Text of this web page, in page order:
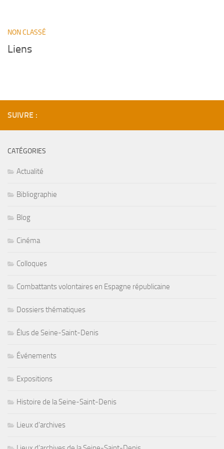
NON CLASSÉ
Liens
SUIVRE :
CATÉGORIES
Actualité
Bibliographie
Blog
Cinéma
Colloques
Combattants volontaires en Espagne républicaine
Dossiers thématiques
Élus de Seine-Saint-Denis
Événements
Expositions
Histoire de la Seine-Saint-Denis
Lieux d'archives